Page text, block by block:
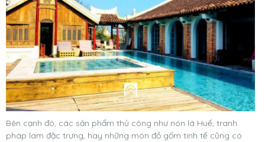
Bên cạnh đó, các sản phẩm thủ công như nón lá Huế, tranh
pháp lam đặc trưng, hay những món đồ gốm tinh tế cũng có